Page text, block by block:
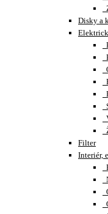
Disky a
Filter
Interiér,